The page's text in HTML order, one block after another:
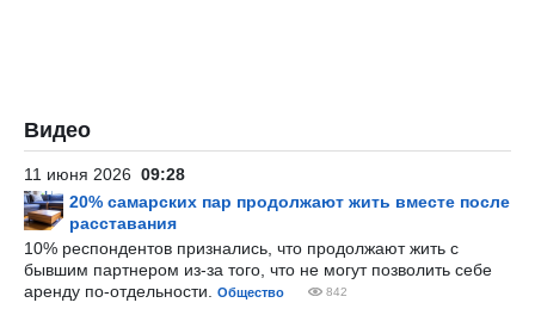
Видео
11 июня 2026 09:28
20% самарских пар продолжают жить вместе после
расставания
10% респондентов признались, что продолжают жить с
бывшим партнером из-за того, что не могут позволить себе
аренду по-отдельности.
Общество 842